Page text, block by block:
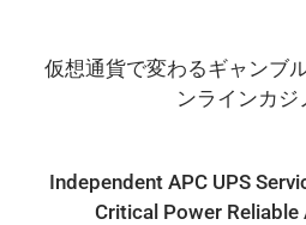
仮想通貨で変わるギャンブ
ンラインカジ
Independent APC UPS
Critical Power Reliable